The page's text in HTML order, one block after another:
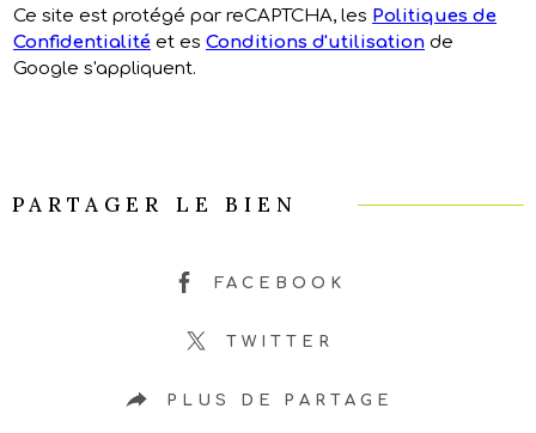
Ce site est protégé par reCAPTCHA, les Politiques de
Confidentialité et es Conditions d'utilisation de
Google s'appliquent.
PARTAGER LE BIEN
FACEBOOK
TWITTER
PLUS DE PARTAGE